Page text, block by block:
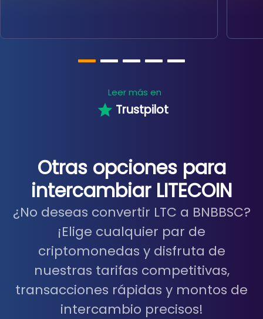
Leer más en
Trustpilot
Otras opciones para
intercambiar LITECOIN
¿No deseas convertir LTC a BNBBSC?
¡Elige cualquier par de
criptomonedas y disfruta de
nuestras tarifas competitivas,
transacciones rápidas y montos de
intercambio precisos!